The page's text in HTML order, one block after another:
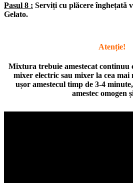
Pasul 8 : Serviți cu plăcere înghețată
Gelato.
Atenție!
Mixtura trebuie amestecat
mixer electric sau mixer la cea mai
ușor amestecul timp de 3-4
amestec omogen